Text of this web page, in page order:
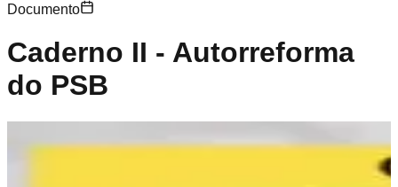
Documento
Caderno II - Autorreforma
do PSB